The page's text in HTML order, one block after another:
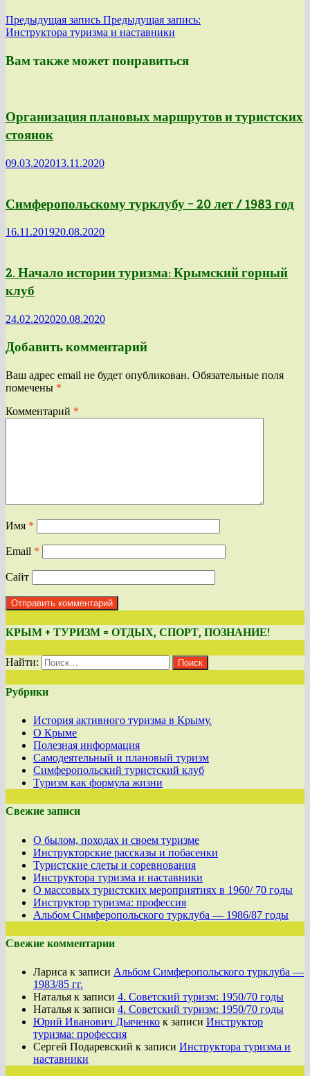
Предыдущая запись Предыдущая запись:
Инструктора туризма и наставники
Вам также может понравиться
Организация плановых маршрутов и туристских
стоянок
09.03.202013.11.2020
Симферопольскому турклубу – 20 лет / 1983 год
16.11.201920.08.2020
2. Начало истории туризма: Крымский горный
клуб
24.02.202020.08.2020
Добавить комментарий
Ваш адрес email не будет опубликован. Обязательные поля
помечены *
Комментарий *
Имя *
Email *
Сайт
КРЫМ + ТУРИЗМ = ОТДЫХ, СПОРТ, ПОЗНАНИЕ!
Найти:
Рубрики
История активного туризма в Крыму.
О Крыме
Полезная информация
Самодеятельный и плановый туризм
Симферопольский туристский клуб
Туризм как формула жизни
Свежие записи
О былом, походах и своем туризме
Инструкторские рассказы и побасенки
Туристские слеты и соревнования
Инструктора туризма и наставники
О массовых туристских мероприятиях в 1960/ 70 годы
Инструктор туризма: профессия
Альбом Симферопольского турклуба — 1986/87 годы
Свежие комментарии
Лариса к записи Альбом Симферопольского турклуба —
1983/85 гг.
Наталья к записи 4. Советский туризм: 1950/70 годы
Наталья к записи 4. Советский туризм: 1950/70 годы
Юрий Иванович Дьяченко к записи Инструктор
туризма: профессия
Сергей Подаревский к записи Инструктора туризма и
наставники